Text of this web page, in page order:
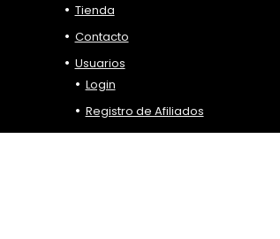
Tienda
Contacto
Usuarios
Login
Registro de Afiliados
Blog